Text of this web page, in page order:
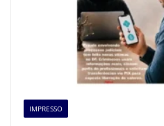
IMPRESSO